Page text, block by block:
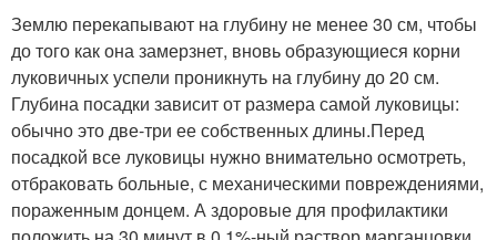
Землю перекапывают на глубину не менее 30 см, чтобы
до того как она замерзнет, вновь образующиеся корни
луковичных успели проникнуть на глубину до 20 см.
Глубина посадки зависит от размера самой луковицы:
обычно это две-три ее собственных длины.Перед
посадкой все луковицы нужно внимательно осмотреть,
отбраковать больные, с механическими повреждениями,
пораженным донцем. А здоровые для профилактики